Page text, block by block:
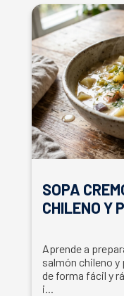
SOPA
CHILENO Y
Aprende a
salmón chileno
de forma fácil y
i...